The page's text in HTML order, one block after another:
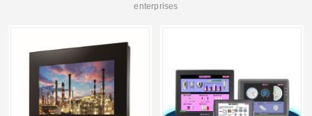
enterprises